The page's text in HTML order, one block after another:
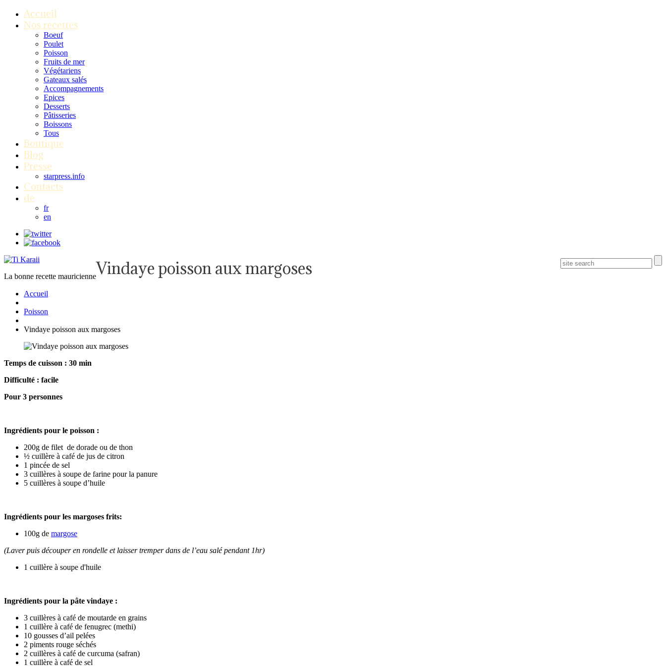
Accueil
Nos recettes
Boeuf
Poulet
Poisson
Fruits de mer
Végétariens
Gateaux salés
Accompagnements
Epices
Desserts
Pâtisseries
Boissons
Tous
Boutique
Blog
Presse
starpress.info
Contacts
de
fr
en
La bonne recette mauricienneVindaye poisson aux margoses
Accueil
Poisson
Vindaye poisson aux margoses
Temps de cuisson : 30 min
Difficulté : facile
Pour 3 personnes
Ingrédients pour le poisson :
200g de filet de dorade ou de thon
½ cuillère à café de jus de citron
1 pincée de sel
3 cuillères à soupe de farine pour la panure
5 cuillères à soupe d’huile
Ingrédients pour les margoses frits:
100g de margose
(Laver puis découper en rondelle et laisser tremper dans de l’eau salé pendant 1hr)
1 cuillère à soupe d'huile
Ingrédients pour la pâte vindaye :
3 cuillères à café de moutarde en grains
1 cuillère à café de fenugrec (methi)
10 gousses d’ail pelées
2 piments rouge séchés
2 cuillères à café de curcuma (safran)
1 cuillère à café de sel